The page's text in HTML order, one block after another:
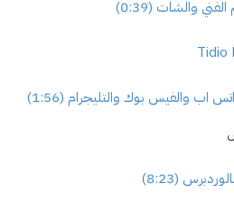
والشات (0:39)
Tidio
اب والفيس بوك والتليجرام (1:56)
(8:23)